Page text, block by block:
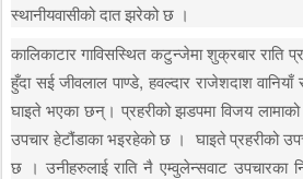
स्थानीयवासीको दात झरेको छ ।
कालिकाटार गाविसस्थित कटुन्जेमा शुक्रबार राति
हुँदा सई जीवलाल पाण्डे, हवल्दार राजेशदाश
घाइते भएका छन्। प्रहरीको झडपमा विजय
उपचार हेटौंडाका भइरहेको छ । घाइते प्रहरीको
छ । उनीहरुलाई राति नै एम्वुलेन्सवाट उपचारका